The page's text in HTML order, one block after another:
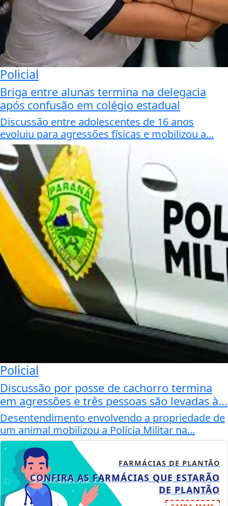
Policial
Briga entre alunas termina na delegacia
após confusão em colégio estadual
Discussão entre adolescentes de 16 anos
evoluiu para agressões físicas e mobilizou a...
Policial
Discussão por posse de cachorro termina
em agressões e três pessoas são levadas à...
Desentendimento envolvendo a propriedade de
um animal mobilizou a Polícia Militar na...
FARMÁCIAS DE PLANTÃO
CONFIRA AS FARMÁCIAS QUE ESTARÃO
DE PLANTÃO